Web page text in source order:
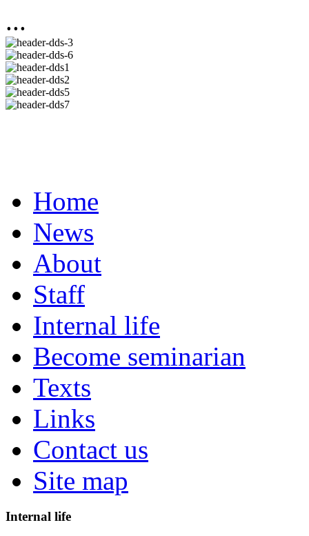
...
Home
News
About
Staff
Internal life
Become seminarian
Texts
Links
Contact us
Site map
Internal life